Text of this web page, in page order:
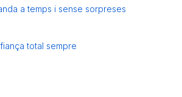
a temps i sense sorpreses
total sempre